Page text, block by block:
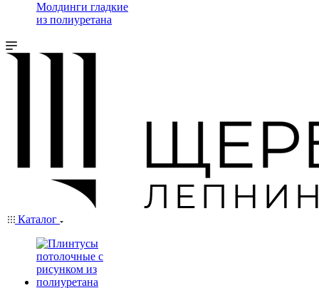
Молдинги гладкие
из полиуретана
Каталог